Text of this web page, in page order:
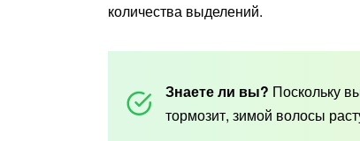
количества выделений.
Знаете ли вы? Поскольку
тормозит, зимой волосы